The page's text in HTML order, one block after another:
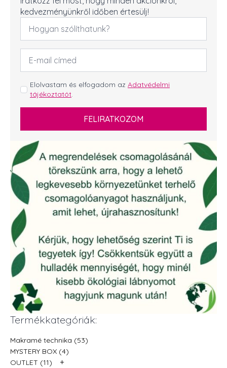
kedvezményünkről időben értesülj!
Név
Email
cím
GDPR
*
Elolvastam és elfogadom az Adatvédelmi
tájékoztatót.
FELIRATKOZOM
Termékkategóriák:
Makramé technika (53)
MYSTERY BOX (4)
OUTLET (11)
+